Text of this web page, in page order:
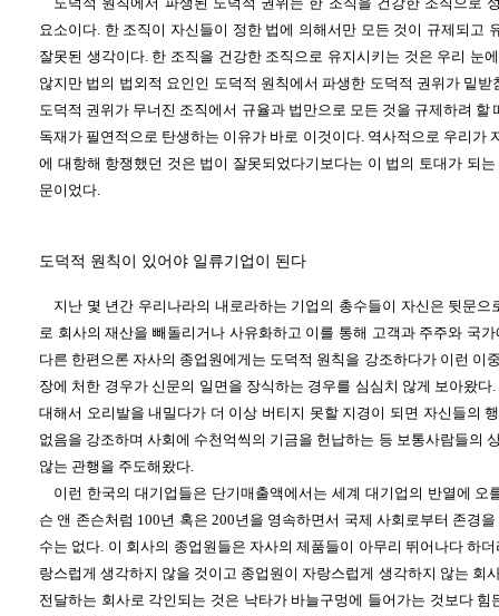
요소이다. 한 조직이 자신들이 정한 법에 의해서만 모든 것이 규제되고
잘못된 생각이다. 한 조직을 건강한 조직으로 유지시키는 것은 우리 눈
않지만 법의 법외적 요인인 도덕적 원칙에서 파생한 도덕적 권위가 밑
도덕적 권위가 무너진 조직에서 규율과 법만으로 모든 것을 규제하려 할
독재가 필연적으로 탄생하는 이유가 바로 이것이다. 역사적으로 우리가
에 대항해 항쟁했던 것은 법이 잘못되었다기보다는 이 법의 토대가 되
문이었다.
도덕적 원칙이 있어야 일류기업이 된다
지난 몇 년간 우리나라의 내로라하는 기업의 총수들이 자신은 뒷문으
로 회사의 재산을 빼돌리거나 사유화하고 이를 통해 고객과 주주와 국
다른 한편으론 자사의 종업원에게는 도덕적 원칙을 강조하다가 이런 이
장에 처한 경우가 신문의 일면을 장식하는 경우를 심심치 않게 보아왔
대해서 오리발을 내밀다가 더 이상 버티지 못할 지경이 되면 자신들의
없음을 강조하며 사회에 수천억씩의 기금을 헌납하는 등 보통사람들의
않는 관행을 주도해왔다.
이런 한국의 대기업들은 단기매출액에서는 세계 대기업의 반열에 오
슨 앤 존슨처럼 100년 혹은 200년을 영속하면서 국제 사회로부터 존경
수는 없다. 이 회사의 종업원들은 자사의 제품들이 아무리 뛰어나다 하
랑스럽게 생각하지 않을 것이고 종업원이 자랑스럽게 생각하지 않는 회
전달하는 회사로 각인되는 것은 낙타가 바늘구멍에 들어가는 것보다 힘